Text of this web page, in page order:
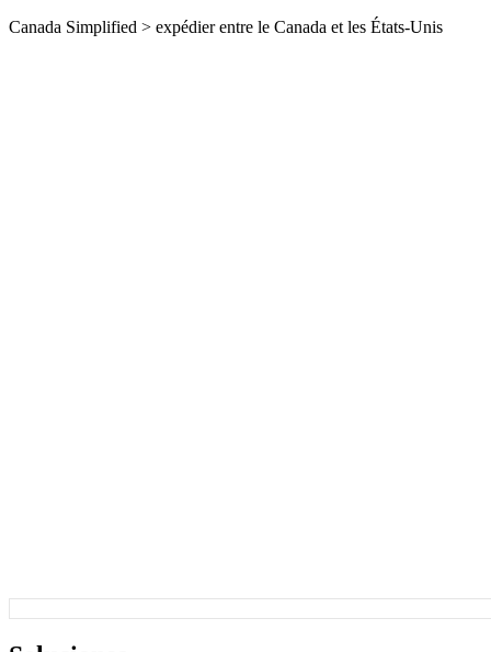
Canada Simplified > expédier entre le Canada et les États-Unis